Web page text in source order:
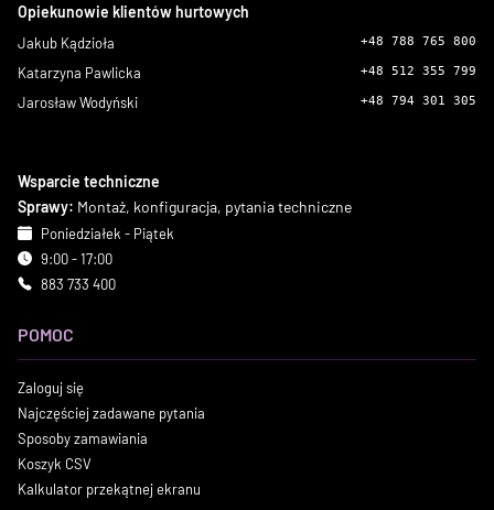
Opiekunowie klientów hurtowych
Jakub Kądzioła +48 788 765 800
Katarzyna Pawlicka +48 512 355 799
Jarosław Wodyński +48 794 301 305
Wsparcie techniczne
Sprawy: Montaż, konfiguracja, pytania techniczne
Poniedziałek - Piątek
9:00 - 17:00
883 733 400
POMOC
Zaloguj się
Najczęściej zadawane pytania
Sposoby zamawiania
Koszyk CSV
Kalkulator przekątnej ekranu